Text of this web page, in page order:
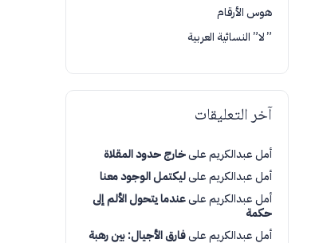
هوس الأرقام
” لا” النسائية العربية
آخر التعليقات
أمل عبدالكريمعلىخارج حدود المقلاة
أمل عبدالكريمعلىليكتمل الوجود معنا
أمل عبدالكريمعلىعندما يتحول الألم إلى
حكمة
أمل عبدالكريمعلىفارق الأجيال: بين رهبة